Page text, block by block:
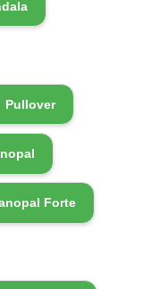
Pullover
Forte